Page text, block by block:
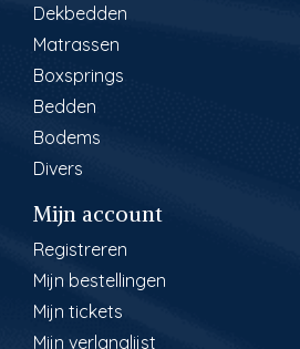
Dekbedden
Matrassen
Boxsprings
Bedden
Bodems
Divers
Mijn account
Registreren
Mijn bestellingen
Mijn tickets
Mijn verlanglijst